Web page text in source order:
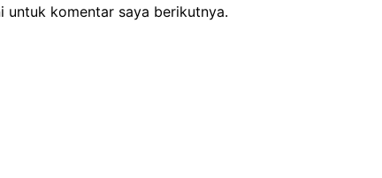
untuk komentar saya berikutnya.